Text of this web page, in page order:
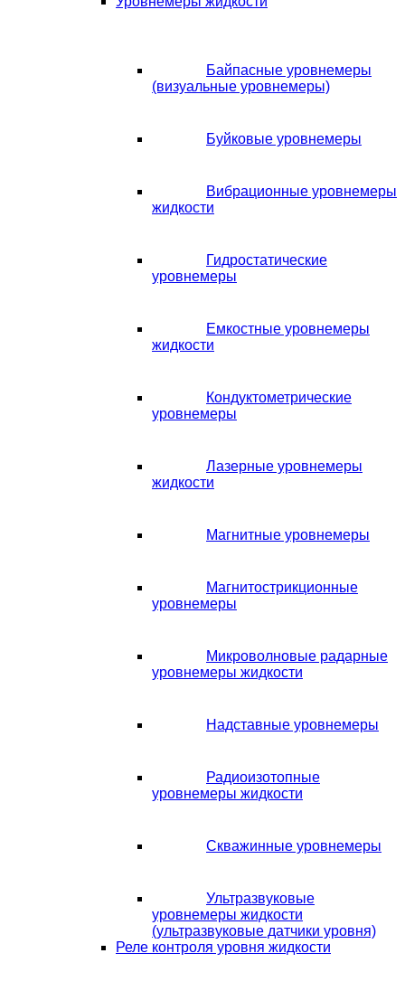
Байпасные уровнемеры
(визуальные уровнемеры)
Буйковые уровнемеры
Вибрационные уровнемеры
жидкости
Гидростатические
уровнемеры
Емкостные уровнемеры
жидкости
Кондуктометрические
уровнемеры
Лазерные уровнемеры
жидкости
Магнитные уровнемеры
Магнитострикционные
уровнемеры
Микроволновые радарные
уровнемеры жидкости
Надставные уровнемеры
Радиоизотопные
уровнемеры жидкости
Скважинные уровнемеры
Ультразвуковые
уровнемеры жидкости
(ультразвуковые датчики уровня)
Реле контроля уровня жидкости